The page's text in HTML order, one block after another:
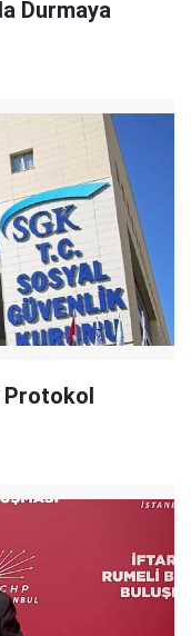
Durmaya
Protokol